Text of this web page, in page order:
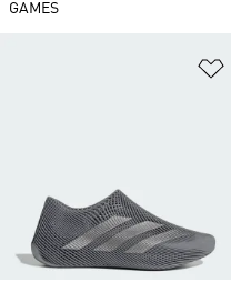
GAMES